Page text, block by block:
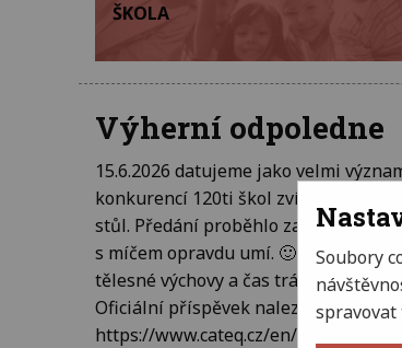
ŠKOLA
Výherní odpoledne
15.6.2026 datujeme jako velmi
konkurencí 120ti škol zvítězili a
stůl. Předání proběhlo za účasti
s míčem opravdu umí. 🙂 Stůl pro
tělesné výchovy a čas trávený ve
Oficiální příspěvek naleznete na
https://www.cateq.cz/en/s2117/
Soubory
spravovat